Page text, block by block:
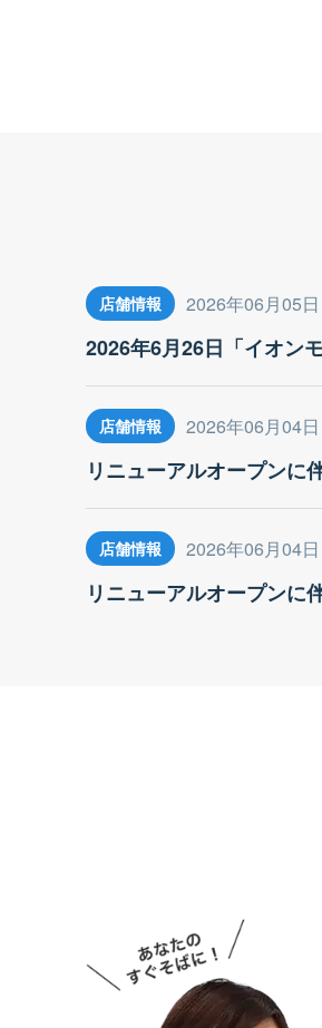
店舗情報 2026年06月05日
2026年6月26日「イオン
店舗情報 2026年06月04日
リニューアルオープンに
店舗情報 2026年06月04日
リニューアルオープンに